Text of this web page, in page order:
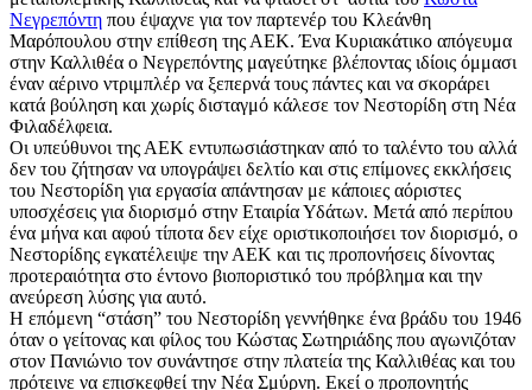
Νεγρεπόντη που έψαχνε για τον παρτενέρ του Κλεάνθη
Μαρόπουλου στην επίθεση της ΑΕΚ. Ένα Κυριακάτικο απόγευμα
στην Καλλιθέα ο Νεγρεπόντης μαγεύτηκε βλέποντας ιδίοις όμμασι
έναν αέρινο ντριμπλέρ να ξεπερνά τους πάντες και να σκοράρει
κατά βούληση και χωρίς δισταγμό κάλεσε τον Νεστορίδη στη Νέα
Φιλαδέλφεια.
Οι υπεύθυνοι της ΑΕΚ εντυπωσιάστηκαν από το ταλέντο του αλλά
δεν του ζήτησαν να υπογράψει δελτίο και στις επίμονες εκκλήσεις
του Νεστορίδη για εργασία απάντησαν με κάποιες αόριστες
υποσχέσεις για διορισμό στην Εταιρία Υδάτων. Μετά από περίπου
ένα μήνα και αφού τίποτα δεν είχε οριστικοποιήσει τον διορισμό, ο
Νεστορίδης εγκατέλειψε την ΑΕΚ και τις προπονήσεις δίνοντας
προτεραιότητα στο έντονο βιοποριστικό του πρόβλημα και την
ανεύρεση λύσης για αυτό.
Η επόμενη “στάση” του Νεστορίδη γεννήθηκε ένα βράδυ του 1946
όταν ο γείτονας και φίλος του Κώστας Σωτηριάδης που αγωνιζόταν
στον Πανιώνιο τον συνάντησε στην πλατεία της Καλλιθέας και του
πρότεινε να επισκεφθεί την Νέα Σμύρνη. Εκεί ο προπονητής